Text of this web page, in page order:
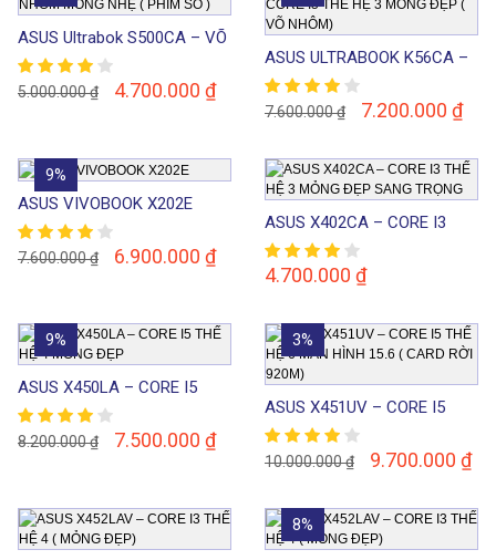
ASUS Ultrabok S500CA – VÕ
NHÔM MỎNG NHẸ ( PHÍM SỐ
)
5.000.000₫ 4.700.000 ₫
ASUS ULTRABOOK K56CA –
CORE I5 THẾ HỆ 3 MỎNG
ĐẸP ( VÕ NHÔM)
7.600.000₫ 7.200.000 ₫
ASUS VIVOBOOK X202E
7.600.000₫ 6.900.000 ₫
9%
ASUS X402CA – CORE I3
THẾ HỆ 3 MỎNG ĐẸP SANG
TRỌNG
4.700.000 ₫
ASUS X450LA – CORE I5
THẾ HỆ 4 MỎNG ĐẸP
8.200.000₫ 7.500.000 ₫
9%
ASUS X451UV – CORE I5
THẾ HỆ 6 MÀN HÌNH 15.6 (
CARD RỜI 920M)
10.000.000₫ 9.700.000 ₫
3%
8%